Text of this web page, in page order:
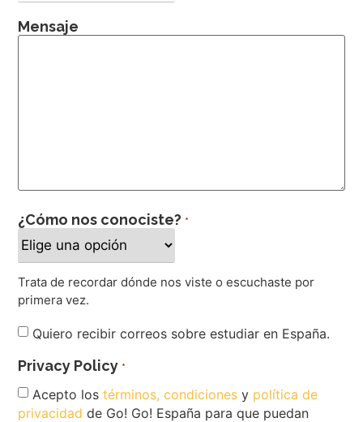
Mensaje
¿Cómo nos conociste? *
Trata de recordar dónde nos viste o escuchaste por
primera vez.
Newsletter
Quiero recibir correos sobre estudiar en España.
Privacy Policy *
Acepto lostérminos, condiciones y política de
privacidad de Go! Go! España para que puedan